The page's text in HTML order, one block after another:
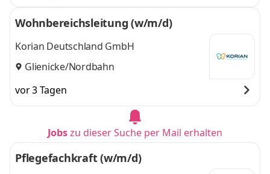
Wohnbereichsleitung (w/m/d)
Korian Deutschland GmbH
Glienicke/Nordbahn
vor 3 Tagen
Jobszu dieser Suche per Mail erhalten
Pflegefachkraft (w/m/d)